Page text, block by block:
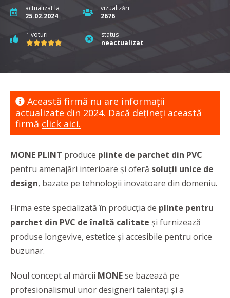
actualizat la
25.02.2024
vizualizări
2676
1 voturi
status
neactualizat
Această firmă nu are informaţii
actualizate din 2024. Dacă dețineți această
firmă click aici.
MONE PLINT produce plinte de parchet din PVC
pentru amenajări interioare și oferă soluții unice de
design, bazate pe tehnologii inovatoare din domeniu.
Firma este specializată în producția de plinte pentru
parchet din PVC de înaltă calitate și furnizează
produse longevive, estetice și accesibile pentru orice
buzunar.
Noul concept al mărcii MONEse bazează pe
profesionalismul unor designeri talentați și a